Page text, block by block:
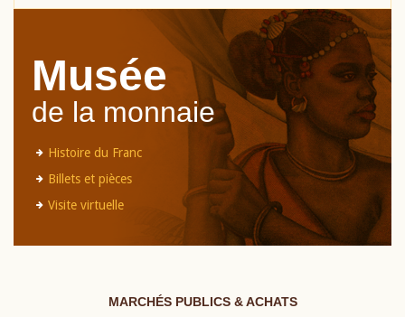
Musée
de la monnaie
Histoire du Franc
Billets et pièces
Visite virtuelle
MARCHÉS PUBLICS & ACHATS